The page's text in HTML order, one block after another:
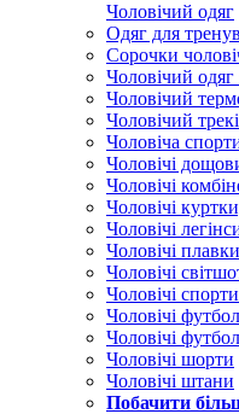
Чоловічий одяг
Одяг для
Сорочки
Чоловічий
Чоловічий
Чоловічий
Чоловіча
Чоловічі
Чоловічі
Чоловічі
Чоловічі
Чоловічі
Чоловічі
Чоловічі
Чоловічі
Чоловічі
Чоловічі шорти
Чоловічі штани
Побачити